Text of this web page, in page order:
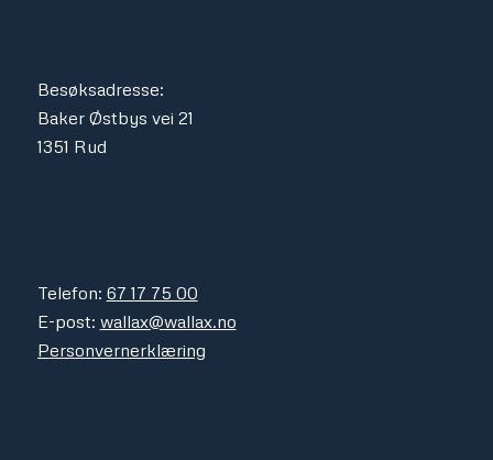
Besøksadresse:
Baker Østbys vei 21
1351 Rud
Telefon: 67 17 75 00
E-post: wallax@wallax.no
Personvernerklæring